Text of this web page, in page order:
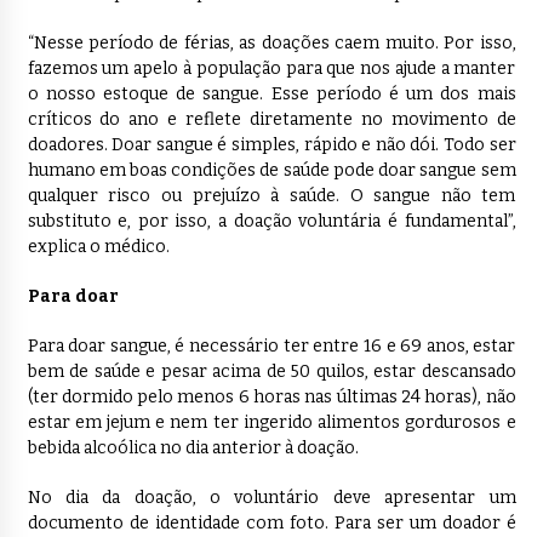
“Nesse período de férias, as doações caem muito. Por isso,
fazemos um apelo à população para que nos ajude a manter
o nosso estoque de sangue. Esse período é um dos mais
críticos do ano e reflete diretamente no movimento de
doadores. Doar sangue é simples, rápido e não dói. Todo ser
humano em boas condições de saúde pode doar sangue sem
qualquer risco ou prejuízo à saúde. O sangue não tem
substituto e, por isso, a doação voluntária é fundamental”,
explica o médico.
Para doar
Para doar sangue, é necessário ter entre 16 e 69 anos, estar
bem de saúde e pesar acima de 50 quilos, estar descansado
(ter dormido pelo menos 6 horas nas últimas 24 horas), não
estar em jejum e nem ter ingerido alimentos gordurosos e
bebida alcoólica no dia anterior à doação.
No dia da doação, o voluntário deve apresentar um
documento de identidade com foto. Para ser um doador é